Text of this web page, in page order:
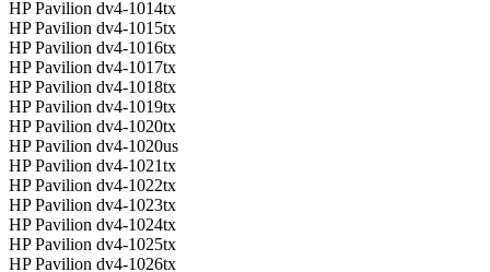
HP Pavilion dv4-1014tx
HP Pavilion dv4-1015tx
HP Pavilion dv4-1016tx
HP Pavilion dv4-1017tx
HP Pavilion dv4-1018tx
HP Pavilion dv4-1019tx
HP Pavilion dv4-1020tx
HP Pavilion dv4-1020us
HP Pavilion dv4-1021tx
HP Pavilion dv4-1022tx
HP Pavilion dv4-1023tx
HP Pavilion dv4-1024tx
HP Pavilion dv4-1025tx
HP Pavilion dv4-1026tx